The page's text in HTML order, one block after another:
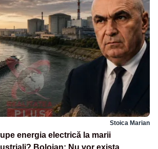
Stoica Marian
energia electrică la marii
Bolojan: Nu vor exista